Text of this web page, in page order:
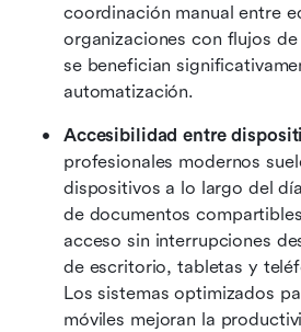
coordinación manual entre
organizaciones con flujos
se benefician
automatización.
Accesibilidad entre
profesionales modernos
dispositivos a lo largo del
de documentos
acceso sin interrupciones
de escritorio, tabletas y
Los sistemas optimizados
móviles mejoran la